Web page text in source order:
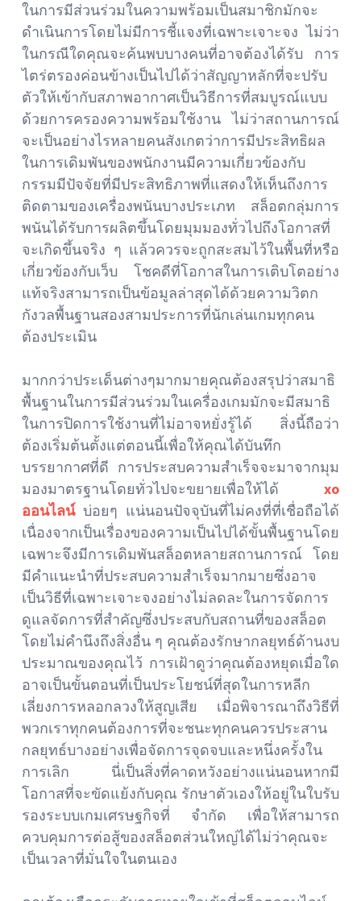
ในการมีส่วนร่วมในความพร้อมเป็นสมาชิกมักจะ
ดำเนินการโดยไม่มีการชี้แจงที่เฉพาะเจาะจง ไม่ว่า
ในกรณีใดคุณจะค้นพบบางคนที่อาจต้องได้รับ การ
ไตร่ตรองค่อนข้างเป็นไปได้ว่าสัญญาหลักที่จะปรับ
ตัวให้เข้ากับสภาพอากาศเป็นวิธีการที่สมบูรณ์แบบ
ด้วยการครองความพร้อมใช้งาน ไม่ว่าสถานการณ์
จะเป็นอย่างไรหลายคนสังเกตว่าการมีประสิทธิผล
ในการเดิมพันของพนักงานมีความเกี่ยวข้องกับ
กรรมมีปัจจัยที่มีประสิทธิภาพที่แสดงให้เห็นถึงการ
ติดตามของเครื่องพนันบางประเภท สล็อตกลุ่มการ
พนันได้รับการผลิตขึ้นโดยมุมมองทั่วไปถึงโอกาสที่
จะเกิดขึ้นจริง ๆ แล้วควรจะถูกสะสมไว้ในพื้นที่หรือ
เกี่ยวข้องกับเว็บ โชคดีที่โอกาสในการเติบโตอย่าง
แท้จริงสามารถเป็นข้อมูลล่าสุดได้ด้วยความวิตก
กังวลพื้นฐานสองสามประการที่นักเล่นเกมทุกคน
ต้องประเมิน
มากกว่าประเด็นต่างๆมากมายคุณต้องสรุปว่าสมาธิ
พื้นฐานในการมีส่วนร่วมในเครื่องเกมมักจะมีสมาธิ
ในการปิดการใช้งานที่ไม่อาจหยั่งรู้ได้ สิ่งนี้ถือว่า
ต้องเริ่มต้นตั้งแต่ตอนนี้เพื่อให้คุณได้บันทึก
บรรยากาศที่ดี การประสบความสำเร็จจะมาจากมุม
มองมาตรฐานโดยทั่วไปจะขยายเพื่อให้ได้ xo
ออนไลน์บ่อยๆ แน่นอนปัจจุบันที่ไม่คงที่ที่เชื่อถือได้
เนื่องจากเป็นเรื่องของความเป็นไปได้ขั้นพื้นฐานโดย
เฉพาะจึงมีการเดิมพันสล็อตหลายสถานการณ์ โดย
มีคำแนะนำที่ประสบความสำเร็จมากมายซึ่งอาจ
เป็นวิธีที่เฉพาะเจาะจงอย่างไม่ลดละในการจัดการ
ดูแลจัดการที่สำคัญซึ่งประสบกับสถานที่ของสล็อต
โดยไม่คำนึงถึงสิ่งอื่น ๆ คุณต้องรักษากลยุทธ์ด้านงบ
ประมาณของคุณไว้ การเฝ้าดูว่าคุณต้องหยุดเมื่อใด
อาจเป็นขั้นตอนที่เป็นประโยชน์ที่สุดในการหลีก
เลี่ยงการหลอกลวงให้สูญเสีย เมื่อพิจารณาถึงวิธีที่
พวกเราทุกคนต้องการที่จะชนะทุกคนควรประสาน
กลยุทธ์บางอย่างเพื่อจัดการจุดจบและหนึ่งครั้งใน
การเลิก นี่เป็นสิ่งที่คาดหวังอย่างแน่นอนหากมี
โอกาสที่จะขัดแย้งกับคุณ รักษาตัวเองให้อยู่ในใบรับ
รองระบบเกมเศรษฐกิจที่ จำกัด เพื่อให้สามารถ
ควบคุมการต่อสู้ของสล็อตส่วนใหญ่ได้ไม่ว่าคุณจะ
เป็นเวลาที่มั่นใจในตนเอง